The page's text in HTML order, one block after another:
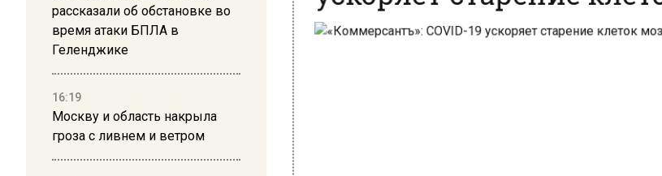
рассказали об обстановке во
время атаки БПЛА в
Геленджике
16:19
Москву и область накрыла
гроза с ливнем и ветром